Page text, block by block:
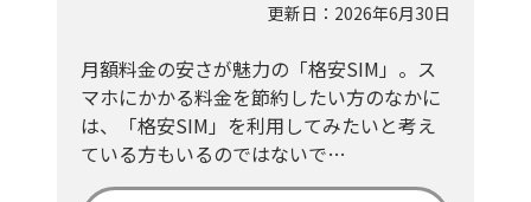
更新日：2026年6月30日
月額料金の安さが魅力の「格安SIM」。ス
マホにかかる料金を節約したい方のなかに
は、「格安SIM」を利用してみたいと考え
ている方もいるのではないで…